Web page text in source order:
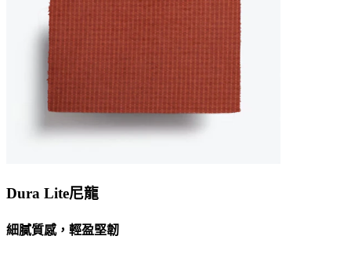
Dura Lite尼龍
細膩質感，輕盈堅韌